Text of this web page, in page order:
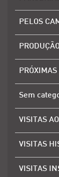
PELOS
Sem
VISITAS
VISITAS
VISITAS